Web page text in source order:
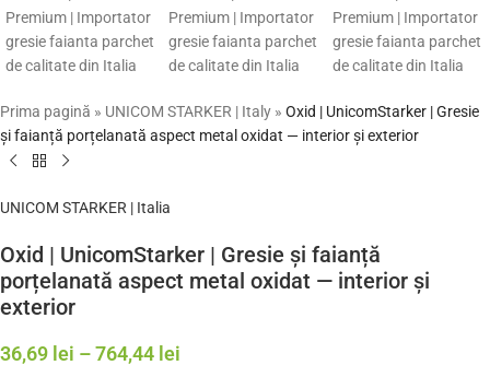
Prima pagină » UNICOM STARKER | Italy » Oxid | UnicomStarker | Gresie
și faianță porțelanată aspect metal oxidat — interior și exterior
UNICOM STARKER | Italia
Oxid | UnicomStarker | Gresie și faianță
porțelanată aspect metal oxidat — interior și
exterior
36,69 lei –764,44 lei